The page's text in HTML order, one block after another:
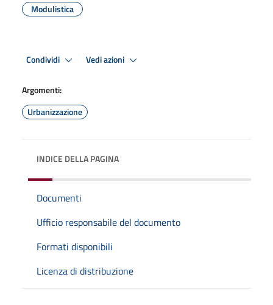
Modulistica
Condividi Vedi azioni
Argomenti:
Urbanizzazione
INDICE DELLA PAGINA
Documenti
Ufficio responsabile del documento
Formati disponibili
Licenza di distribuzione